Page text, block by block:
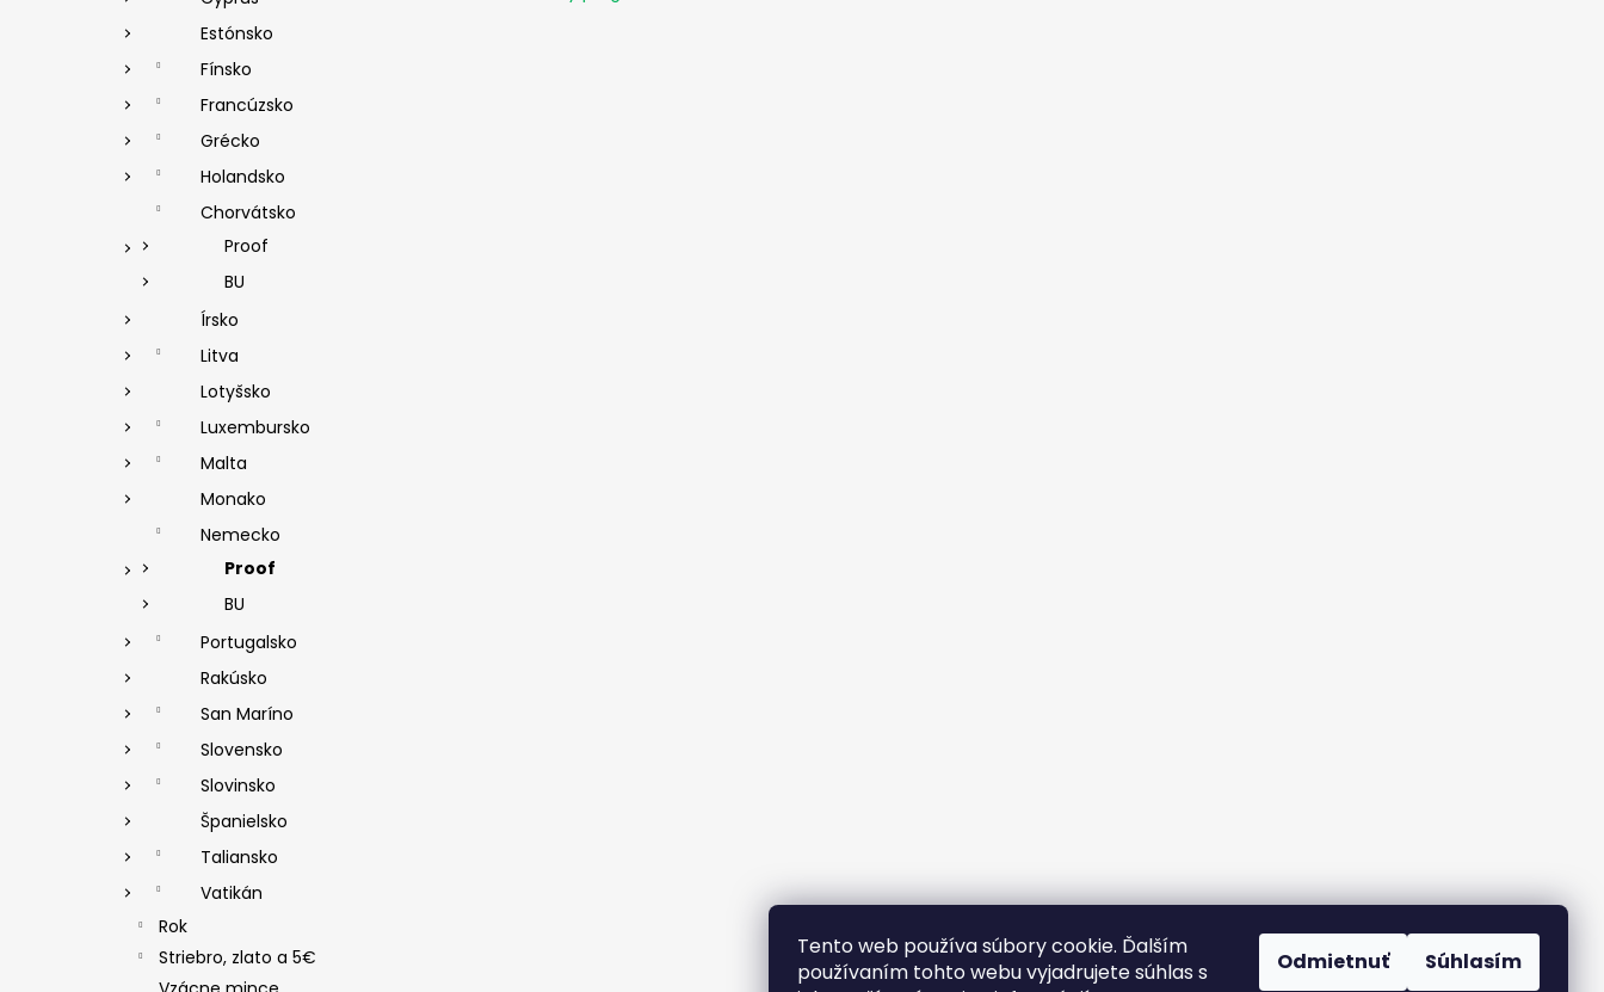
Tento web používa súbory cookie. Ďalším
používaním tohto webu vyjadrujete súhlas s
Odmietnuť Súhlasím
Estónsko
Fínsko
Francúzsko
Grécko
Holandsko
Chorvátsko
Proof
BU
Írsko
Litva
Lotyšsko
Luxembursko
Malta
Monako
Nemecko
Proof
BU
Portugalsko
Rakúsko
San Maríno
Slovensko
Slovinsko
Španielsko
Taliansko
Vatikán
Rok
Striebro, zlato a 5€